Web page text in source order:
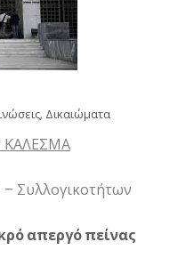
, Δικαιώματα
ΚΑΛΕΣΜΑ
Συλλογικοτήτων
απεργό πείνας